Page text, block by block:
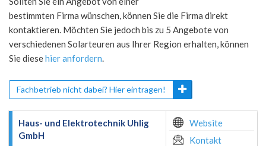
bestimmten Firma wünschen, können Sie die Firma direkt
kontaktieren. Möchten Sie jedoch bis zu 5 Angebote von
verschiedenen Solarteuren aus Ihrer Region erhalten, können
Sie diesehier anfordern.
Fachbetrieb nicht dabei? Hier eintragen!
Haus- und Elektrotechnik Uhlig
GmbH
Website
Kontakt